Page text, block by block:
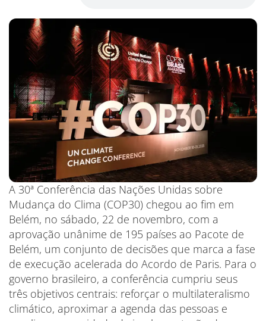
A 30ª Conferência das Nações Unidas sobre
Mudança do Clima (COP30) chegou ao fim em
Belém, no sábado, 22 de novembro, com a
aprovação unânime de 195 países ao Pacote de
Belém, um conjunto de decisões que marca a fase
de execução acelerada do Acordo de Paris. Para o
governo brasileiro, a conferência cumpriu seus
três objetivos centrais: reforçar o multilateralismo
climático, aproximar a agenda das pessoas e